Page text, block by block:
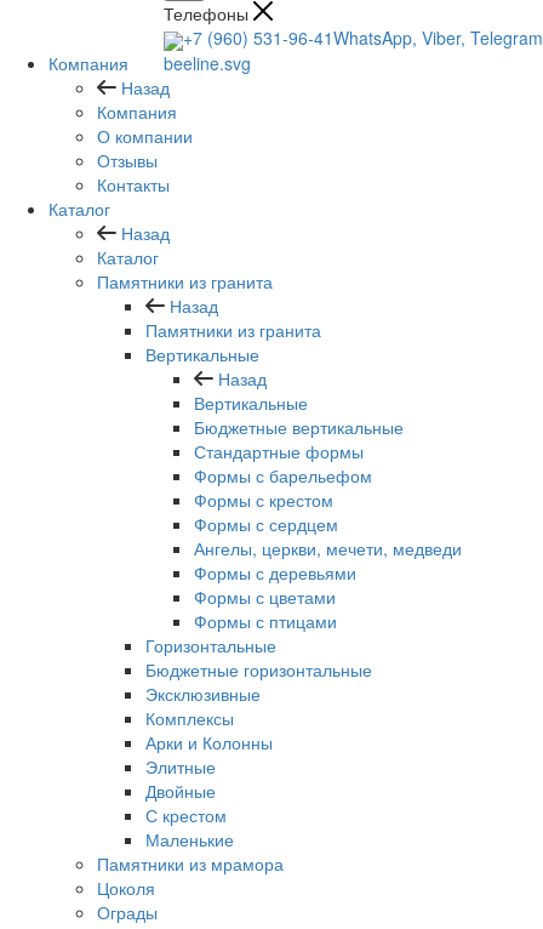
Телефоны
+7 (960) 531-96-41WhatsApp, Viber, Telegram
Компания
Назад
Компания
О компании
Отзывы
Контакты
Каталог
Назад
Каталог
Памятники из гранита
Назад
Памятники из гранита
Вертикальные
Назад
Вертикальные
Бюджетные вертикальные
Стандартные формы
Формы с барельефом
Формы с крестом
Формы с сердцем
Ангелы, церкви, мечети, медведи
Формы с деревьями
Формы с цветами
Формы с птицами
Горизонтальные
Бюджетные горизонтальные
Эксклюзивные
Комплексы
Арки и Колонны
Элитные
Двойные
С крестом
Маленькие
Памятники из мрамора
Цоколя
Ограды